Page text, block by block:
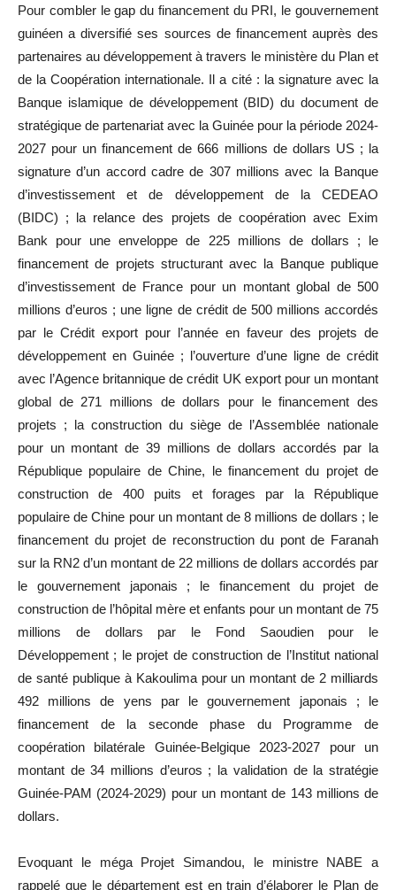
Pour combler le gap du financement du PRI, le gouvernement
guinéen a diversifié ses sources de financement auprès des
partenaires au développement à travers le ministère du Plan et
de la Coopération internationale. Il a cité : la signature avec la
Banque islamique de développement (BID) du document de
stratégique de partenariat avec la Guinée pour la période 2024-
2027 pour un financement de 666 millions de dollars US ; la
signature d’un accord cadre de 307 millions avec la Banque
d’investissement et de développement de la CEDEAO
(BIDC) ; la relance des projets de coopération avec Exim
Bank pour une enveloppe de 225 millions de dollars ; le
financement de projets structurant avec la Banque publique
d’investissement de France pour un montant global de 500
millions d’euros ; une ligne de crédit de 500 millions accordés
par le Crédit export pour l’année en faveur des projets de
développement en Guinée ; l’ouverture d’une ligne de crédit
avec l’Agence britannique de crédit UK export pour un montant
global de 271 millions de dollars pour le financement des
projets ; la construction du siège de l’Assemblée nationale
pour un montant de 39 millions de dollars accordés par la
République populaire de Chine, le financement du projet de
construction de 400 puits et forages par la République
populaire de Chine pour un montant de 8 millions de dollars ; le
financement du projet de reconstruction du pont de Faranah
sur la RN2 d’un montant de 22 millions de dollars accordés par
le gouvernement japonais ; le financement du projet de
construction de l’hôpital mère et enfants pour un montant de 75
millions de dollars par le Fond Saoudien pour le
Développement ; le projet de construction de l’Institut national
de santé publique à Kakoulima pour un montant de 2 milliards
492 millions de yens par le gouvernement japonais ; le
financement de la seconde phase du Programme de
coopération bilatérale Guinée-Belgique 2023-2027 pour un
montant de 34 millions d’euros ; la validation de la stratégie
Guinée-PAM (2024-2029) pour un montant de 143 millions de
dollars.
Evoquant le méga Projet Simandou, le ministre NABE a
rappelé que le département est en train d’élaborer le Plan de